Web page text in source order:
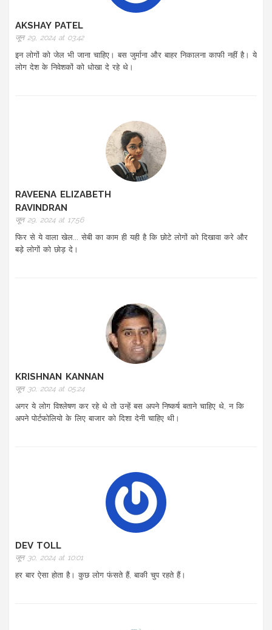
AKSHAY PATEL
जून 29, 2024 at 03:42
इन लोगों को जेल भी जाना चाहिए। बस जुर्माना और बाहर निकालना काफी नहीं है। ये
लोग देश के निवेशकों को धोखा दे रहे थे।
RAVEENA ELIZABETH
RAVINDRAN
जून 29, 2024 at 17:56
फिर से ये वाला खेल... सेबी का काम ही यही है कि छोटे लोगों को दिखावा करे और
बड़े लोगों को छोड़ दे।
KRISHNAN KANNAN
जून 30, 2024 at 05:24
अगर ये लोग विश्लेषण कर रहे थे तो उन्हें बस अपने निष्कर्ष बताने चाहिए थे, न कि
अपने पोर्टफोलियो के लिए बाजार को दिशा देनी चाहिए थी।
DEV TOLL
जून 30, 2024 at 10:01
हर बार ऐसा होता है। कुछ लोग फंसते हैं, बाकी चुप रहते हैं।